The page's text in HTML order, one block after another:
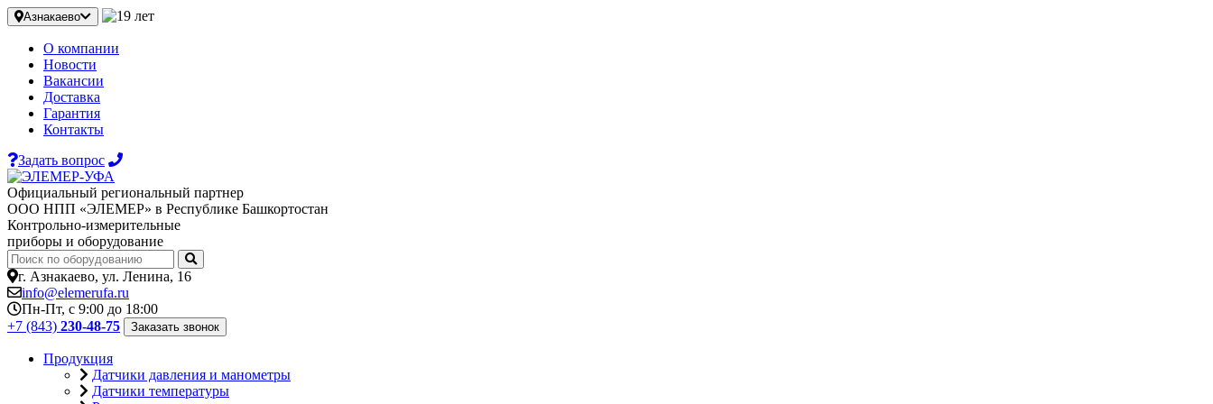
Азнакаево
О компании
Новости
Вакансии
Доставка
Гарантия
Контакты
Задать вопрос
Официальный региональный партнер
ООО НПП «ЭЛЕМЕР» в Республике Башкортостан
Контрольно-измерительные
приборы и оборудование
г. Азнакаево, ул. Ленина, 16
info@elemerufa.ru
Пн-Пт, с 9:00 до 18:00
+7 (843) 230-48-75 Заказать звонок
Продукция
Датчики давления и манометры
Датчики температуры